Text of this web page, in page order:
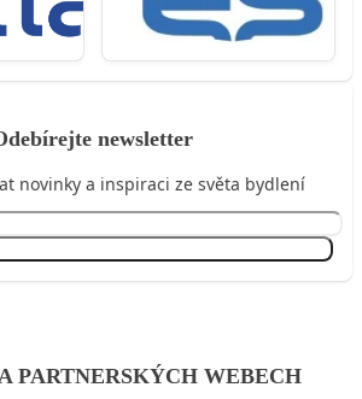
newsletter
novinky a inspiraci ze světa bydlení
PARTNERSKÝCH WEBECH